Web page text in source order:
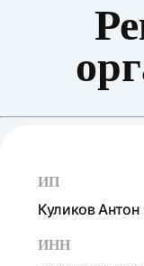
ИП
Куликов
ИНН